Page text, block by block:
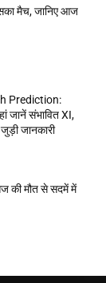
मैच, जानिए आज
Prediction:
जानें संभावित XI,
जुड़ी जानकारी
की मौत से सदमें में